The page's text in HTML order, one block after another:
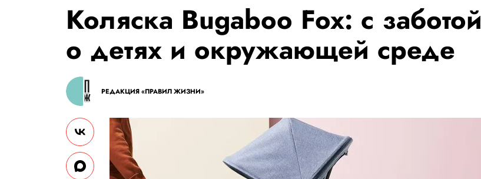
Коляска Bugaboo Fox: с заботой
о детях и окружающей среде
РЕДАКЦИЯ «ПРАВИЛ ЖИЗНИ»